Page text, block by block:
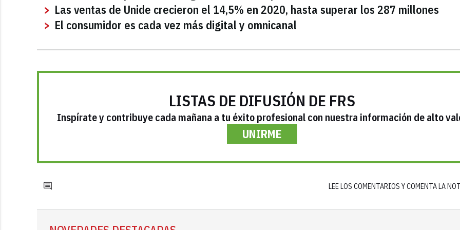
Las ventas de Unide crecieron el 14,5% en 2020, hasta superar los 287 millones
El consumidor es cada vez más digital y omnicanal
LISTAS DE DIFUSIÓN DE FRS
Inspírate y contribuye cada mañana a tu éxito profesional con nuestra información de alto
UNIRME
LEE LOS COMENTARIOS Y COMENTA LA